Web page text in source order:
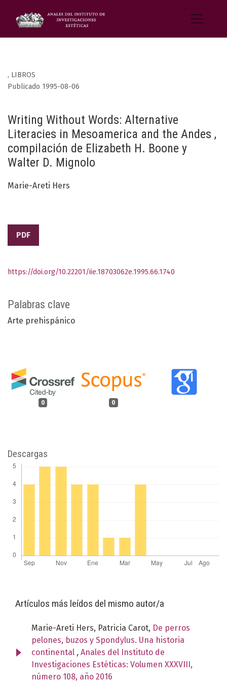
, LIBROS
Writing Without Words: Alternative
Literacies in Mesoamerica and the Andes ,
compilación de Elizabeth H. Boone y
Walter D. Mignolo
Publicado 1995-08-06
Marie-Areti Hers
PDF
Palabras clave
Arte prehispánico
0 0
https://doi.org/10.22201/iie.18703062e.1995.66.1740
Descargas
Artículos más leídos del mismo autor/a
Marie-Areti Hers, Patricia Carot, De perros
pelones, buzos y Spondylus. Una historia
continental , Anales del Instituto de
Investigaciones Estéticas: Volumen XXXVIII,
número 108, año 2016